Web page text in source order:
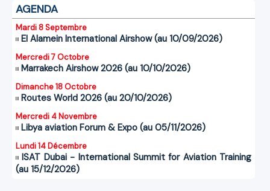
AGENDA
Mardi 8 Septembre
El Alamein International Airshow (au 10/09/2026)
Mercredi 7 Octobre
Marrakech Airshow 2026 (au 10/10/2026)
Dimanche 18 Octobre
Routes World 2026 (au 20/10/2026)
Mercredi 4 Novembre
Libya aviation Forum & Expo (au 05/11/2026)
Lundi 14 Décembre
ISAT Dubai - International Summit for Aviation Training
(au 15/12/2026)